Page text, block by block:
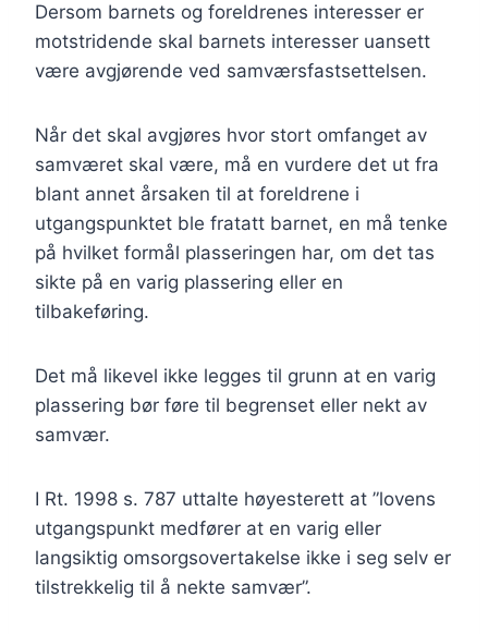
Dersom barnets og foreldrenes interesser er
motstridende skal barnets interesser uansett
være avgjørende ved samværsfastsettelsen.
Når det skal avgjøres hvor stort omfanget av
samværet skal være, må en vurdere det ut fra
blant annet årsaken til at foreldrene i
utgangspunktet ble fratatt barnet, en må tenke
på hvilket formål plasseringen har, om det tas
sikte på en varig plassering eller en
tilbakeføring.
Det må likevel ikke legges til grunn at en varig
plassering bør føre til begrenset eller nekt av
samvær.
I Rt. 1998 s. 787 uttalte høyesterett at ”lovens
utgangspunkt medfører at en varig eller
langsiktig omsorgsovertakelse ikke i seg selv er
tilstrekkelig til å nekte samvær”.